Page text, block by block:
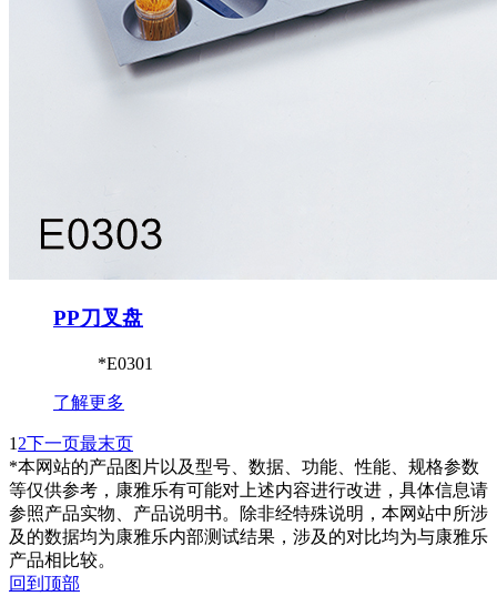
PP刀叉盘
*E0301
了解更多
1 2下一页最末页
*本网站的产品图片以及型号、数据、功能、性能、规格参数
等仅供参考，康雅乐有可能对上述内容进行改进，具体信息请
参照产品实物、产品说明书。除非经特殊说明，本网站中所涉
及的数据均为康雅乐内部测试结果，涉及的对比均为与康雅乐
产品相比较。
回到顶部